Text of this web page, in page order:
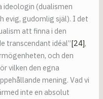
ideologin (dualismen
evig, gudomlig själ). I det
att finna i den
transcendant idéal”[24],
och den
vilken den egna
mening. Vad vi
inte en absolut